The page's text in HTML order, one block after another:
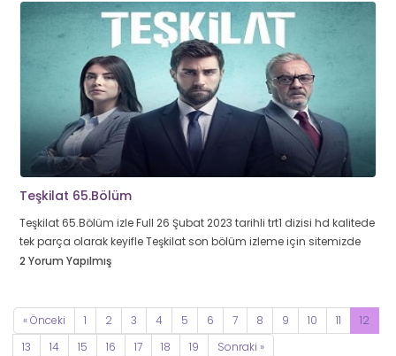
Teşkilat 65.Bölüm
Teşkilat 65.Bölüm izle Full 26 Şubat 2023 tarihli trt1 dizisi hd kalitede
tek parça olarak keyifle Teşkilat son bölüm izleme için sitemizde
2 Yorum Yapılmış
« Önceki 1 2 3 4 5 6 7 8 9 10 11
12
13
14 15 16 17 18 19 Sonraki »